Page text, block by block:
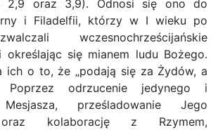
2,9 oraz 3,9). Odnosi się ono do
i Filadelfii, którzy w I wieku po
wczesnochrześcijańskie
określając się mianem ludu Bożego.
ich o to, że „podają się za Żydów, a
odrzucenie jedynego i
prześladowanie Jego
kolaborację z Rzymem,